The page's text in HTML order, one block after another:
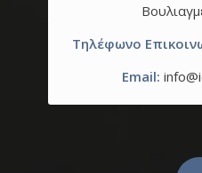
Τηλέφωνο
Email: